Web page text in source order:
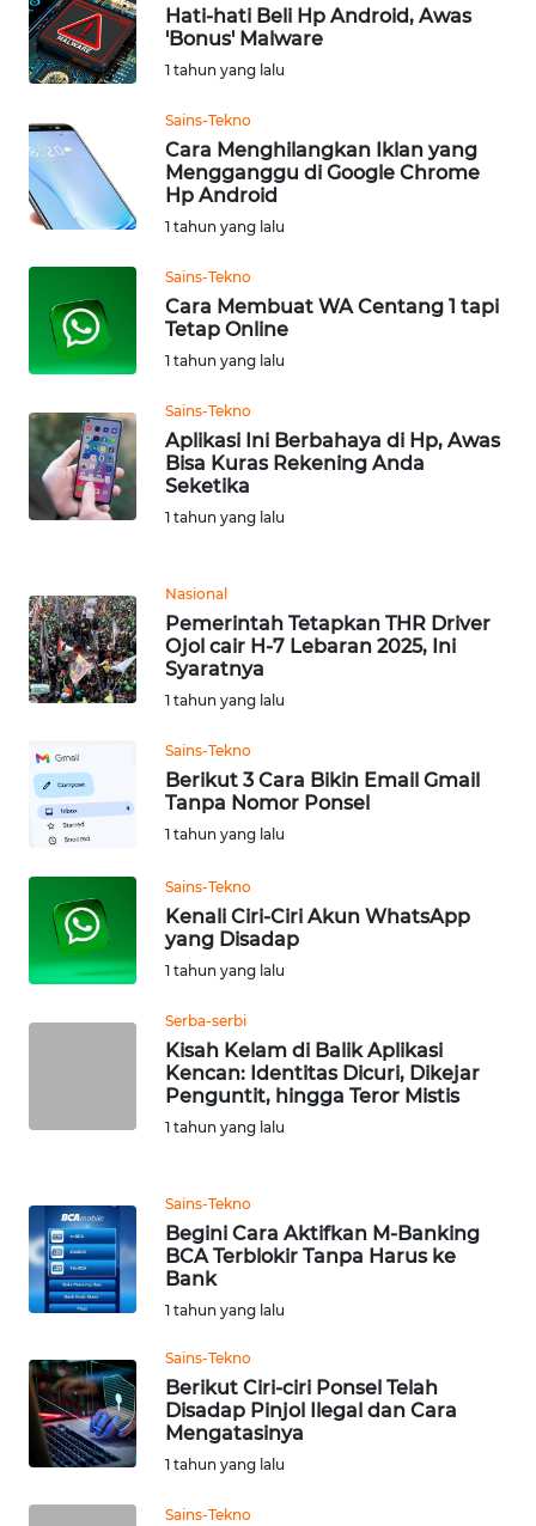
Hati-hati Beli Hp Android, Awas
'Bonus' Malware
1 tahun yang lalu
Sains-Tekno
Cara Menghilangkan Iklan yang
Mengganggu di Google Chrome
Hp Android
1 tahun yang lalu
Sains-Tekno
Cara Membuat WA Centang 1 tapi
Tetap Online
1 tahun yang lalu
Sains-Tekno
Aplikasi Ini Berbahaya di Hp, Awas
Bisa Kuras Rekening Anda
Seketika
1 tahun yang lalu
Nasional
Pemerintah Tetapkan THR Driver
Ojol cair H-7 Lebaran 2025, Ini
Syaratnya
1 tahun yang lalu
Sains-Tekno
Berikut 3 Cara Bikin Email Gmail
Tanpa Nomor Ponsel
1 tahun yang lalu
Sains-Tekno
Kenali Ciri-Ciri Akun WhatsApp
yang Disadap
1 tahun yang lalu
Serba-serbi
Kisah Kelam di Balik Aplikasi
Kencan: Identitas Dicuri, Dikejar
Penguntit, hingga Teror Mistis
1 tahun yang lalu
Sains-Tekno
Begini Cara Aktifkan M-Banking
BCA Terblokir Tanpa Harus ke
Bank
1 tahun yang lalu
Sains-Tekno
Berikut Ciri-ciri Ponsel Telah
Disadap Pinjol Ilegal dan Cara
Mengatasinya
1 tahun yang lalu
Sains-Tekno
WN
KALTARA
WN
KALSEL
WN
WN
SULSEL
GORONTALO
WN
SULUT
MALUKU
WN
MALUT
WN
DAIRI
WN
DANAU
TOBA
WN
NIAS
WN
TANJUNG
LESUNG
WN
KARO
WN